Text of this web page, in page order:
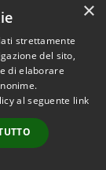
• Comune di
Powered by
•
Accesso
×
strettamente
del sito,
di elaborare
al seguente link